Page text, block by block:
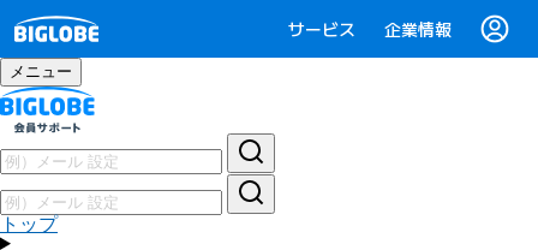
サービス 企業情報
メニュー
トップ